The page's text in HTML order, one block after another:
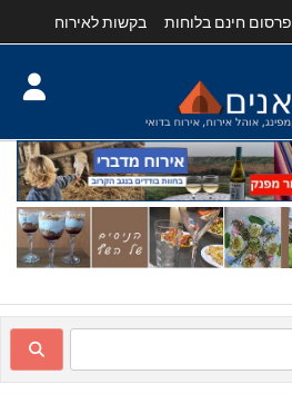
פרסום חינם בלוחות בקשות לאירוח